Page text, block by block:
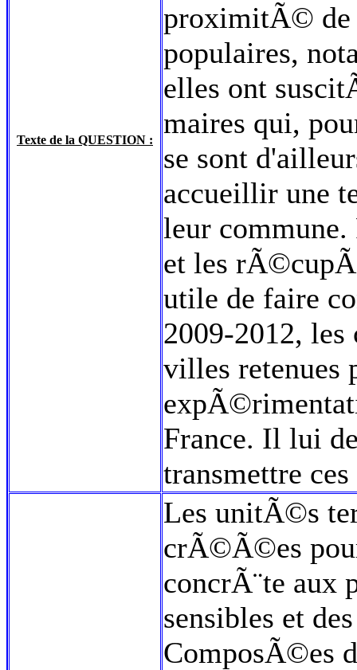
Texte de la QUESTION :
proximitÃ© de
populaires,
elles ont
maires qui,
se sont
accueillir une
leur
et les
utile de faire
2009-2012,
villes retenues
France. Il lui
transmettre
Les unitÃ©s
crÃ©Ã©es
concrÃ¨te aux
sensibles et
ComposÃ©es